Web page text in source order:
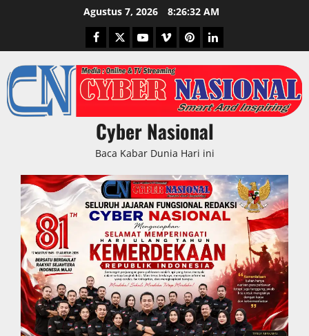
Agustus 7, 2026 8:26:34 AM
Facebook
TwitterYoutubeVimeoPinterestLinkedIn
Cyber Nasional
Baca Kabar Dunia Hari ini